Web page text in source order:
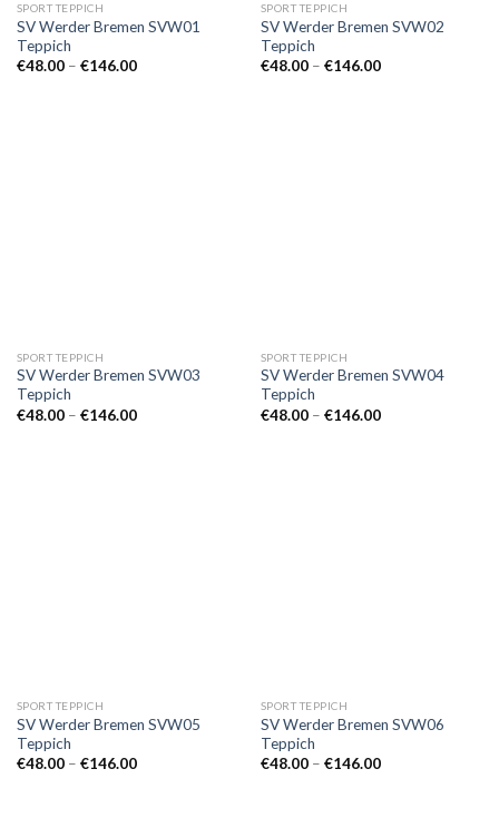
SPORT TEPPICH
SV Werder Bremen SVW01
Teppich
€48.00 – €146.00Preisspanne:
SPORT TEPPICH
SV Werder Bremen SVW02
Teppich
€48.00 – €146.00Preisspanne:
SPORT TEPPICH
SV Werder Bremen SVW03
Teppich
€48.00 – €146.00Preisspanne:
SPORT TEPPICH
SV Werder Bremen SVW04
Teppich
€48.00 – €146.00Preisspanne:
SPORT TEPPICH
SV Werder Bremen SVW05
Teppich
€48.00 – €146.00Preisspanne:
SPORT TEPPICH
SV Werder Bremen SVW06
Teppich
€48.00 – €146.00Preisspanne: